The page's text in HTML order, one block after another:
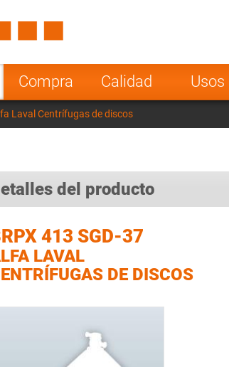
Compra Calidad Usos
Poland
Laval Centrífugas de discos
del producto
413 SGD-37
LAVAL
DE DISCOS